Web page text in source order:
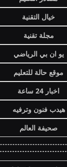
خيال التقنية
مجلة تقنية
يو ان بي الرياضي
موقع حالة للتعليم
اخبار 24 ساعة
هيدب فنون وترفيه
صحيفة العالم